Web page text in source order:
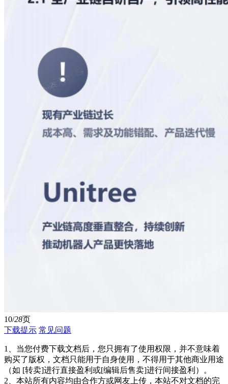
10/28页
下载提示 常见问题
1、当您付费下载文档后，您只拥有了使用权限，并不意味着
购买了版权，文档只能用于自身使用，不得用于其他商业用途
（如 [转卖]进行直接盈利或[编辑后售卖]进行间接盈利）。
2、本站所有内容均由合作方或网友上传，本站不对文档的完